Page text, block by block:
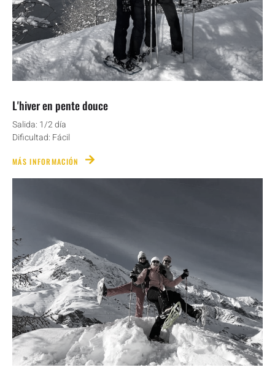
L'hiver en pente douce
Salida: 1/2 día
Dificultad: Fácil
MÁS INFORMACIÓN